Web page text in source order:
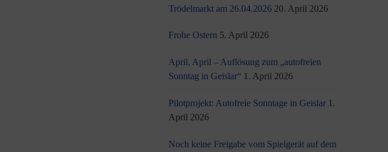
Trödelmarkt am 26.04.2026 20. April 2026
Frohe Ostern 5. April 2026
April, April – Auflösung zum „autofreien
Sonntag in Geislar“ 1. April 2026
Pilotprojekt: Autofreie Sonntage in Geislar 1.
April 2026
Noch keine Freigabe vom Spielgerät auf dem